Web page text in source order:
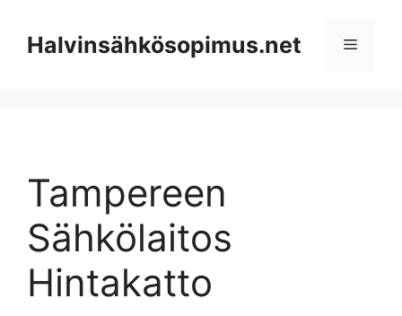
contentHalvinsähkösopimus.net Menu
Tampereen
Sähkölaitos
Hintakatto